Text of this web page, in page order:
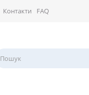
Контакти FAQ